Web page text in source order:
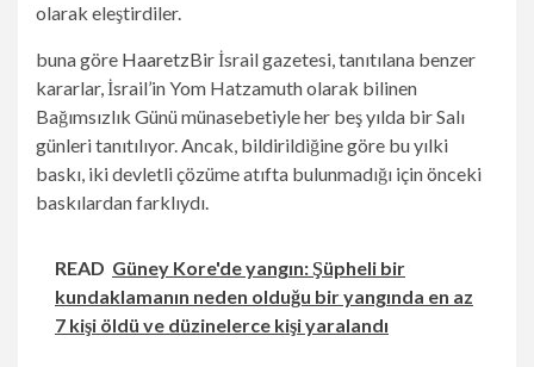
olarak eleştirdiler.
buna göre HaaretzBir İsrail gazetesi, tanıtılana benzer
kararlar, İsrail’in Yom Hatzamuth olarak bilinen
Bağımsızlık Günü münasebetiyle her beş yılda bir Salı
günleri tanıtılıyor. Ancak, bildirildiğine göre bu yılki
baskı, iki devletli çözüme atıfta bulunmadığı için önceki
baskılardan farklıydı.
READ Güney Kore'de yangın: Şüpheli bir
kundaklamanın neden olduğu bir yangında en az
7 kişi öldü ve düzinelerce kişi yaralandı